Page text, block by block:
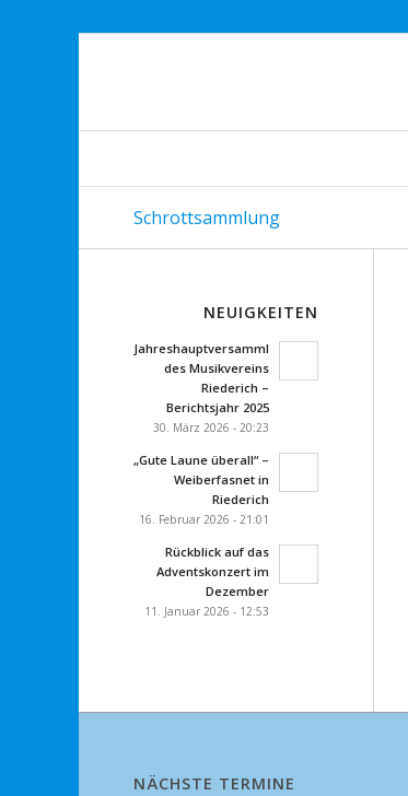
Schrottsammlung
NEUIGKEITEN
Jahreshauptversammlung
des Musikvereins
Riederich –
Berichtsjahr 2025
30. März 2026 - 20:23
„Gute Laune überall“ –
Weiberfasnet in
Riederich
16. Februar 2026 - 21:01
Rückblick auf das
Adventskonzert im
Dezember
11. Januar 2026 - 12:53
NÄCHSTE TERMINE